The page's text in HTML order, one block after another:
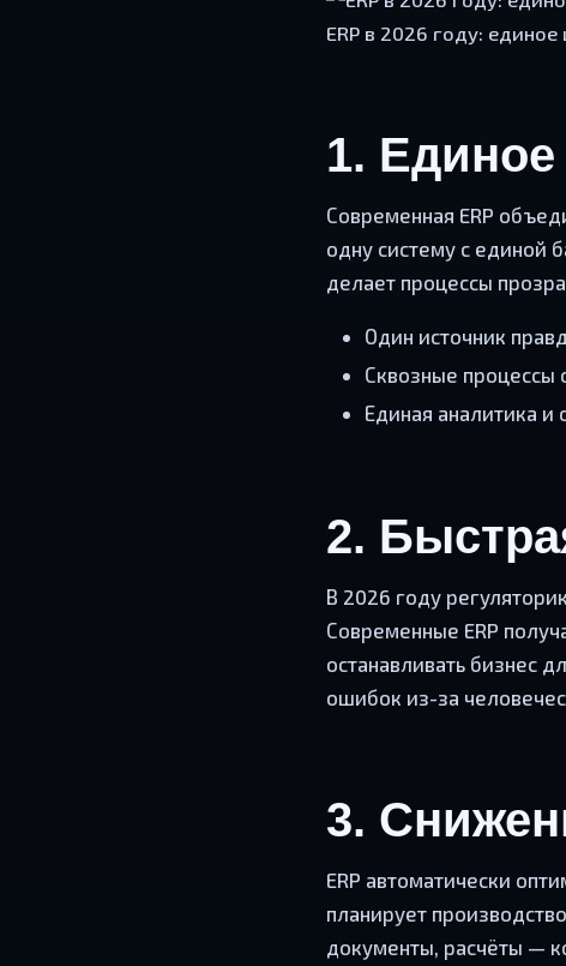
ERP в 2026 году:
1.
Современная ERP
одну систему с единой
делает процессы
Один источник
Сквозные процессы
Единая аналитика и
2.
В 2026 году
Современные ERP
останавливать бизнес
ошибок из-за
3.
ERP автоматически
планирует
документы, расчёты —